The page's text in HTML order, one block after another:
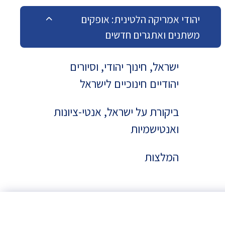
יהודי אמריקה הלטינית: אופקים
משתנים ואתגרים חדשים
ישראל, חינוך יהודי, וסיורים
יהודיים חינוכיים לישראל
ביקורת על ישראל, אנטי-ציונות
ואנטישמיות
המלצות